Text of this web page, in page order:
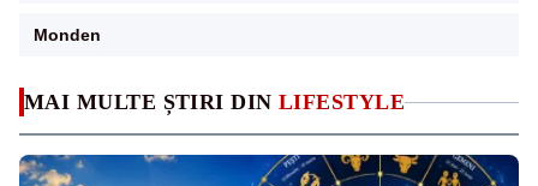
MAI MULTE ȘTIRI DIN LIFESTYLE
Monden